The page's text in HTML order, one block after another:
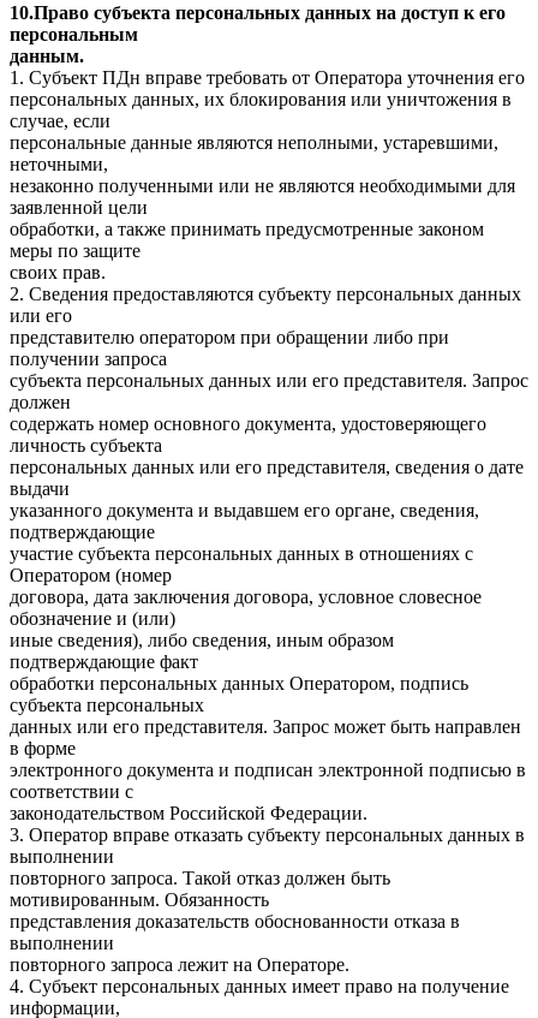
10.Право субъекта персональных данных на доступ к его
персональным
данным.
1. Субъект ПДн вправе требовать от Оператора уточнения его
персональных данных, их блокирования или уничтожения в
случае, если
персональные данные являются неполными, устаревшими,
неточными,
незаконно полученными или не являются необходимыми для
заявленной цели
обработки, а также принимать предусмотренные законом
меры по защите
своих прав.
2. Сведения предоставляются субъекту персональных данных
или его
представителю оператором при обращении либо при
получении запроса
субъекта персональных данных или его представителя. Запрос
должен
содержать номер основного документа, удостоверяющего
личность субъекта
персональных данных или его представителя, сведения о дате
выдачи
указанного документа и выдавшем его органе, сведения,
подтверждающие
участие субъекта персональных данных в отношениях с
Оператором (номер
договора, дата заключения договора, условное словесное
обозначение и (или)
иные сведения), либо сведения, иным образом
подтверждающие факт
обработки персональных данных Оператором, подпись
субъекта персональных
данных или его представителя. Запрос может быть направлен
в форме
электронного документа и подписан электронной подписью в
соответствии с
законодательством Российской Федерации.
3. Оператор вправе отказать субъекту персональных данных в
выполнении
повторного запроса. Такой отказ должен быть
мотивированным. Обязанность
представления доказательств обоснованности отказа в
выполнении
повторного запроса лежит на Операторе.
4. Субъект персональных данных имеет право на получение
информации,